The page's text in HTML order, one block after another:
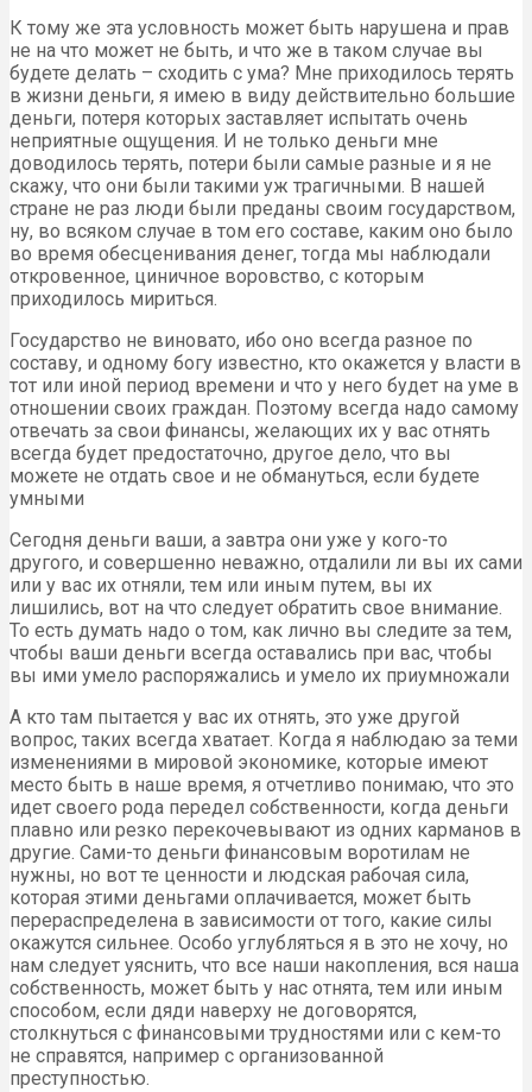
К тому же эта условность может быть нарушена и прав
не на что может не быть, и что же в таком случае вы
будете делать – сходить с ума? Мне приходилось терять
в жизни деньги, я имею в виду действительно большие
деньги, потеря которых заставляет испытать очень
неприятные ощущения. И не только деньги мне
доводилось терять, потери были самые разные и я не
скажу, что они были такими уж трагичными. В нашей
стране не раз люди были преданы своим государством,
ну, во всяком случае в том его составе, каким оно было
во время обесценивания денег, тогда мы наблюдали
откровенное, циничное воровство, с которым
приходилось мириться.
Государство не виновато, ибо оно всегда разное по
составу, и одному богу известно, кто окажется у власти в
тот или иной период времени и что у него будет на уме в
отношении своих граждан. Поэтому всегда надо самому
отвечать за свои финансы, желающих их у вас отнять
всегда будет предостаточно, другое дело, что вы
можете не отдать свое и не обмануться, если будете
умными
Сегодня деньги ваши, а завтра они уже у кого-то
другого, и совершенно неважно, отдалили ли вы их сами
или у вас их отняли, тем или иным путем, вы их
лишились, вот на что следует обратить свое внимание.
То есть думать надо о том, как лично вы следите за тем,
чтобы ваши деньги всегда оставались при вас, чтобы
вы ими умело распоряжались и умело их приумножали
А кто там пытается у вас их отнять, это уже другой
вопрос, таких всегда хватает. Когда я наблюдаю за теми
изменениями в мировой экономике, которые имеют
место быть в наше время, я отчетливо понимаю, что это
идет своего рода передел собственности, когда деньги
плавно или резко перекочевывают из одних карманов в
другие. Сами-то деньги финансовым воротилам не
нужны, но вот те ценности и людская рабочая сила,
которая этими деньгами оплачивается, может быть
перераспределена в зависимости от того, какие силы
окажутся сильнее. Особо углубляться я в это не хочу, но
нам следует уяснить, что все наши накопления, вся наша
собственность, может быть у нас отнята, тем или иным
способом, если дяди наверху не договорятся,
столкнуться с финансовыми трудностями или с кем-то
не справятся, например с организованной
преступностью.